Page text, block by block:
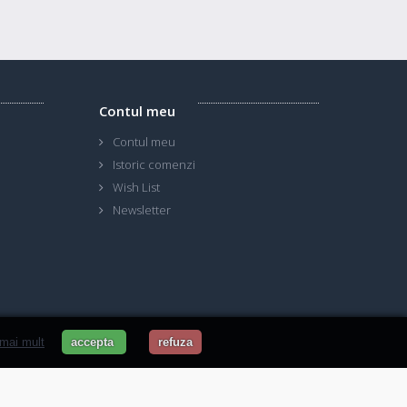
mult accepta refuza
Contul meu
Contul meu
Istoric comenzi
Wish List
Newsletter